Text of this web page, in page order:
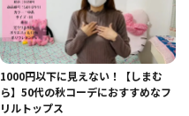
1000円以下に見えない！【しまむ
ら】50代の秋コーデにおすすめなフ
リルトップス